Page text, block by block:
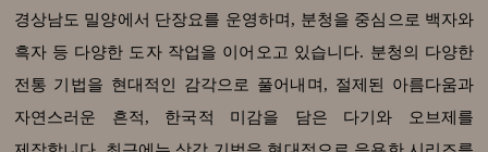
경상남도 밀양에서 단장요를 운영하며, 분청을 중심으로 백자와
흑자 등 다양한 도자 작업을 이어오고 있습니다. 분청의 다양한
전통 기법을 현대적인 감각으로 풀어내며, 절제된 아름다움과
자연스러운 흔적, 한국적 미감을 담은 다기와 오브제를